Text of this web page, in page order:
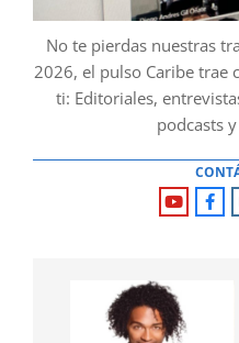
No te pierdas nuestras
2026, el pulso Caribe trae
ti: Editoriales,
podcasts